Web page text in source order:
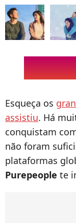
Esqueça os
assistiu. Há
conquistam
não foram
plataformas
Purepeople te